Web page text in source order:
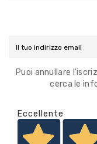
Puoi annullare
cerca le
Eccellente